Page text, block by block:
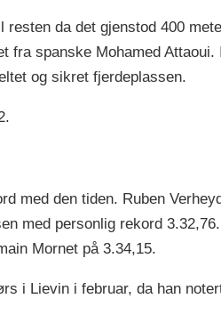
da det gjenstod 400
spanske Mohamed
og sikret fjerdeplassen.
med den tiden. Ruben
med personlig rekord
Mornet på 3.34,15.
i Lievin i februar, da han